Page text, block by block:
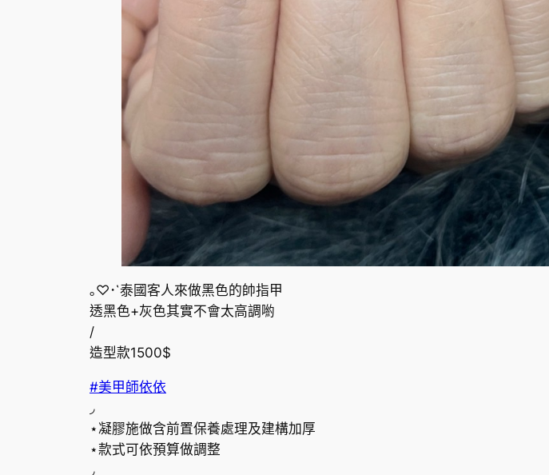
｡♡･῾泰國客人來做黑色的帥指甲
透黑色+灰色其實不會太高調喲
/
造型款1500$
#美甲師依依
◞
⋆凝膠施做含前置保養處理及建構加厚
⋆款式可依預算做調整
◞